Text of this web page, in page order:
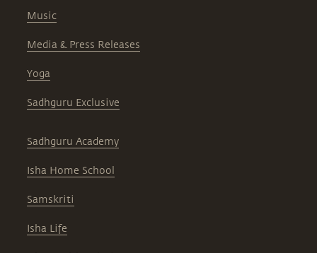
Music
Media & Press Releases
Yoga
Sadhguru Exclusive
Sadhguru Academy
Isha Home School
Samskriti
Isha Life